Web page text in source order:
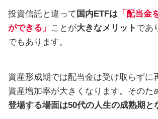
投資信託と違って 国内ETFは 「配当金
ができる」 ことが大きなメリット であ
でもあります。
資産形成期では配当金は受け取らずに
資産増加率が大きくなります。そのた
登場する場面は50代の人生の成熟期と